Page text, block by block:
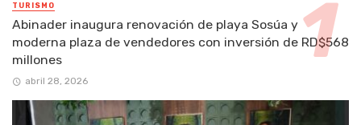
TURISMO
Abinader inaugura renovación de playa Sosúa y
moderna plaza de vendedores con inversión de RD$568
millones
abril 28, 2026